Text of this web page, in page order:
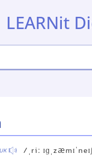
LEARNit
UK /ˌriː